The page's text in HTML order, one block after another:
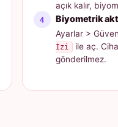
açık kalır,
Biyometrik
Ayarlar >
İzi
ile aç.
gönderilmez.